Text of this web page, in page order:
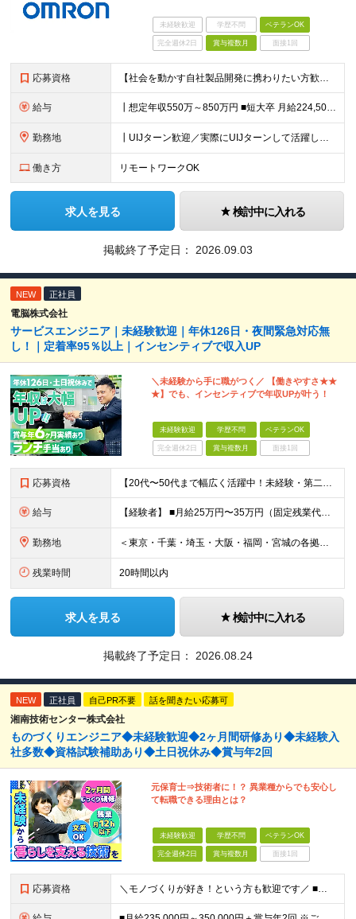
未経験歓迎 学歴不問 ベテランOK
完全週休2日 賞与複数月 面接1回
応募資格 【社会を動かす自社製品開発に携わりたい方歓迎】 ┃必須条件 ■装置、設備向けソフトウェア開発経験 ■C/C++、C#いずれかの開発経験 ■ソフトウェア開発における要件整理、仕様定義の経験 ■短大卒以上
給与 ┃想定年収550万～850万円 ■短大卒 月給224,500円～ ■高専卒 月給262,000円～ ■大学卒 月給287,000円～ ■修士了 月給314,000円～ ■博士了 月給355,
勤務地 ┃UIJターン歓迎／実際にUIJターンして活躍している社員多数 ┃マイカー、バイク通勤可 ◇京都・大阪からのアクセスも良好 └京都駅から約20分 └大阪駅から約50分 【草津事業所】 滋賀県草津市
働き方 リモートワークOK
求人を見る 検討中に入れる
掲載終了予定日： 2026.09.03
NEW 正社員
電脳株式会社
サービスエンジニア｜未経験歓迎｜年休126日・夜間緊急対応無
し！｜定着率95％以上｜インセンティブで収入UP
＼未経験から手に職がつく／ 【働きやすさ★★
★】でも、インセンティブで年収UPが叶う！
未経験歓迎 学歴不問 ベテランOK
完全週休2日 賞与複数月 面接1回
応募資格 【20代〜50代まで幅広く活躍中！未経験・第二新卒歓迎】 ◎学歴不問／普通自動車免許（AT限定可）をお持ちの方 ＼こんな方にぴったりです／ □ 機械いじりやコツコツ丁寧な作業が好き □ 頑張りが収入
給与 【経験者】 ■⽉給25万円〜35万円（固定残業代含む）＋等級⼿当＋インセンティブ＋賞与年2回（昨年度実績最⼤6カ⽉分） ※固定残業代は残業の有無に関わらず、⽉20時間分：3万4000円〜4万7500円
勤務地 ＜東京・千葉・埼⽟・⼤阪・福岡・宮城の各拠点＞ ※勤務地は希望を考慮して決定します ※直⾏直帰OK ※転勤は基本的にありませんが、希望次第で別拠点への異動も可 ※全拠点オフィス内禁煙 ■秋葉原オフ
残業時間 20時間以内
求人を見る 検討中に入れる
掲載終了予定日： 2026.08.24
NEW 正社員 自己PR不要 話を聞きたい応募可
湘南技術センター株式会社
ものづくりエンジニア◆未経験歓迎◆2ヶ月間研修あり◆未経験入
社多数◆資格試験補助あり◆土日祝休み◆賞与年2回
元保育士⇒技術者に！？ 異業種からでも安心し
て転職できる理由とは？
未経験歓迎 学歴不問 ベテランOK
完全週休2日 賞与複数月 面接1回
応募資格 ＼モノづくりが好き！という方も歓迎です／ ■学歴不問 ■39歳までの方（長期キャリア形成のため） ■未経験歓迎！ ………………………………… 教育制度が整っているため、 完全未経験、文系出身の方も 安